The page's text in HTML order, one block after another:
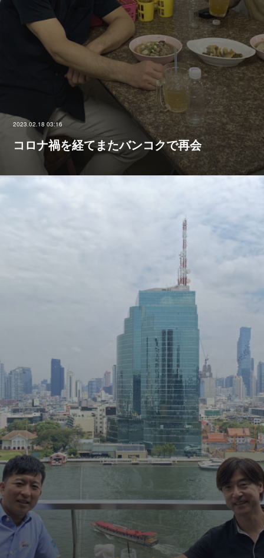
2023.02.18 03:16
コロナ禍を経てまたバンコクで再会